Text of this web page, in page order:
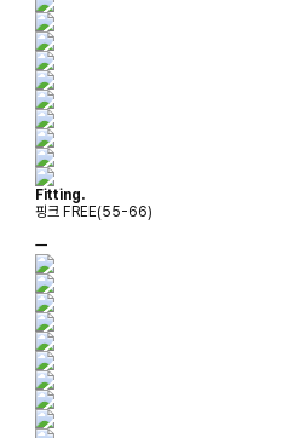
Fitting.
핑크 FREE(55-66)
ㅡ